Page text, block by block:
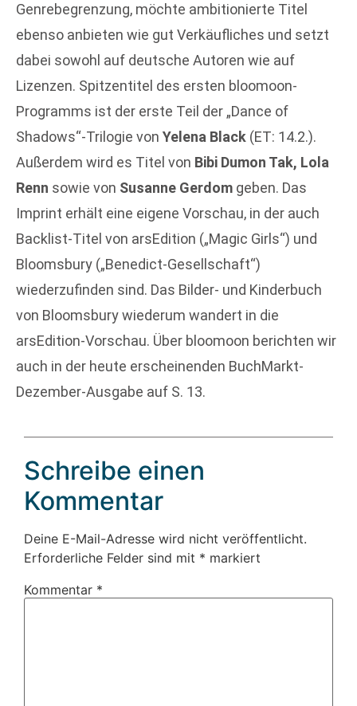
Genrebegrenzung, möchte ambitionierte Titel
ebenso anbieten wie gut Verkäufliches und setzt
dabei sowohl auf deutsche Autoren wie auf
Lizenzen. Spitzentitel des ersten bloomoon-
Programms ist der erste Teil der „Dance of
Shadows“-Trilogie von Yelena Black (ET: 14.2.).
Außerdem wird es Titel von Bibi Dumon Tak, Lola
Renn sowie von Susanne Gerdom geben. Das
Imprint erhält eine eigene Vorschau, in der auch
Backlist-Titel von arsEdition („Magic Girls“) und
Bloomsbury („Benedict-Gesellschaft“)
wiederzufinden sind. Das Bilder- und Kinderbuch
von Bloomsbury wiederum wandert in die
arsEdition-Vorschau. Über bloomoon berichten wir
auch in der heute erscheinenden BuchMarkt-
Dezember-Ausgabe auf S. 13.
Schreibe einen
Kommentar
Deine E-Mail-Adresse wird nicht veröffentlicht.
Erforderliche Felder sind mit * markiert
Kommentar *